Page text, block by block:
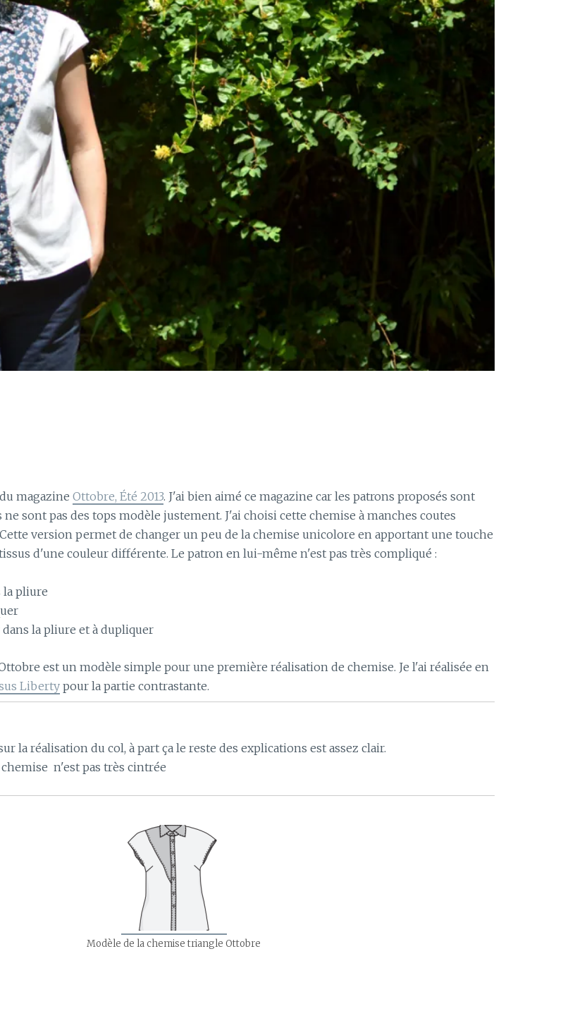
magazine Ottobre, Été 2013. J'ai bien aimé ce magazine car les patrons proposés sont
sont pas des tops modèle justement. J'ai choisi cette chemise à manches coutes
version permet de changer un peu de la chemise unicolore en apportant une touche
d'une couleur différente. Le patron en lui-même n'est pas très compliqué :
la pliure
la pliure et à dupliquer
est un modèle simple pour une première réalisation de chemise. Je l'ai réalisée en
Liberty pour la partie contrastante.
la réalisation du col, à part ça le reste des explications est assez clair.
n'est pas très cintrée
Modèle de la chemise triangle Ottobre